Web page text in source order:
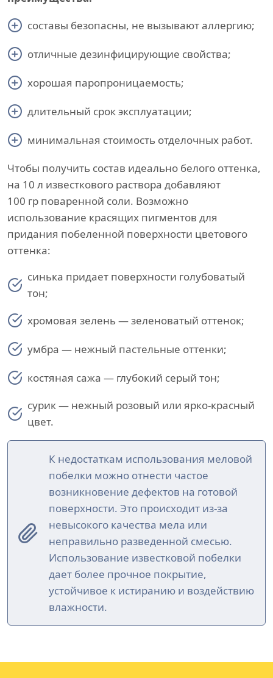
составы безопасны, не вызывают аллергию;
отличные дезинфицирующие свойства;
хорошая паропроницаемость;
длительный срок эксплуатации;
минимальная стоимость отделочных работ.
Чтобы получить состав идеально белого оттенка,
на 10 л известкового раствора добавляют
100 гр поваренной соли. Возможно
использование красящих пигментов для
придания побеленной поверхности цветового
оттенка:
синька придает поверхности голубоватый
тон;
хромовая зелень — зеленоватый оттенок;
умбра — нежный пастельные оттенки;
костяная сажа — глубокий серый тон;
сурик — нежный розовый или ярко-красный
цвет.
К недостаткам использования меловой
побелки можно отнести частое
возникновение дефектов на готовой
поверхности. Это происходит из-за
невысокого качества мела или
неправильно разведенной смесью.
Использование известковой побелки
дает более прочное покрытие,
устойчивое к истиранию и воздействию
влажности.